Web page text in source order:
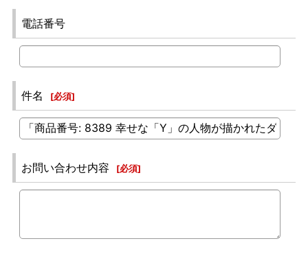
電話番号
件名 [必須]
お問い合わせ内容 [必須]